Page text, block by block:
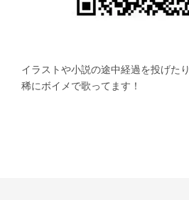
イラストや小説の途中経過を投げたり
稀にボイメで歌ってます！